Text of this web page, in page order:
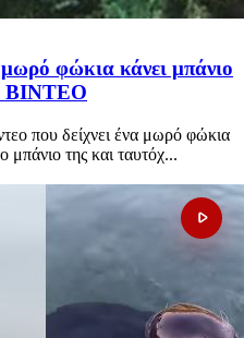
φώκια κάνει μπάνιο
ΒΙΝΤΕΟ
που δείχνει ένα μωρό φώκια
της και ταυτόχ...